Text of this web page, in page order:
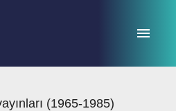
(1965-1985)